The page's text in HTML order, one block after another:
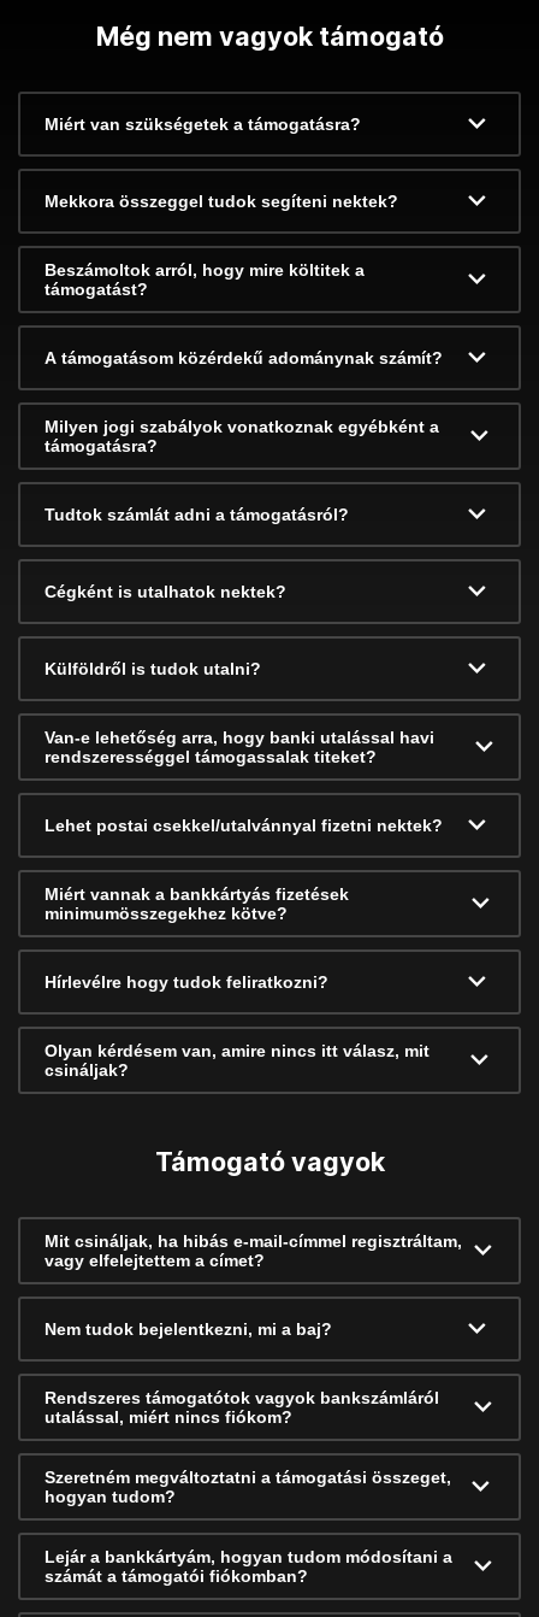
Még nem vagyok támogató
Miért van szükségetek a támogatásra?
Mekkora összeggel tudok segíteni nektek?
Beszámoltok arról, hogy mire költitek a
támogatást?
A támogatásom közérdekű adománynak számít?
Milyen jogi szabályok vonatkoznak egyébként a
támogatásra?
Tudtok számlát adni a támogatásról?
Cégként is utalhatok nektek?
Külföldről is tudok utalni?
Van-e lehetőség arra, hogy banki utalással havi
rendszerességgel támogassalak titeket?
Lehet postai csekkel/utalvánnyal fizetni nektek?
Miért vannak a bankkártyás fizetések
minimumösszegekhez kötve?
Hírlevélre hogy tudok feliratkozni?
Olyan kérdésem van, amire nincs itt válasz, mit
csináljak?
Támogató vagyok
Mit csináljak, ha hibás e-mail-címmel regisztráltam,
vagy elfelejtettem a címet?
Nem tudok bejelentkezni, mi a baj?
Rendszeres támogatótok vagyok bankszámláról
utalással, miért nincs fiókom?
Szeretném megváltoztatni a támogatási összeget,
hogyan tudom?
Lejár a bankkártyám, hogyan tudom módosítani a
számát a támogatói fiókomban?